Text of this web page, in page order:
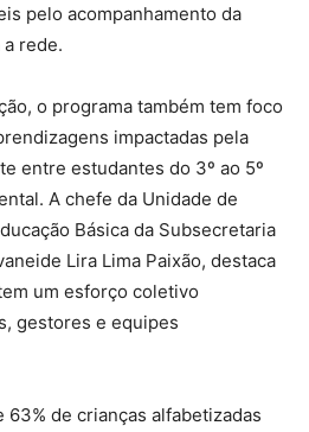
pelo acompanhamento da
rede.
o programa também tem foco
impactadas pela
entre estudantes do 3º ao 5º
A chefe da Unidade de
Básica da Subsecretaria
Lira Lima Paixão, destaca
um esforço coletivo
gestores e equipes
63% de crianças alfabetizadas